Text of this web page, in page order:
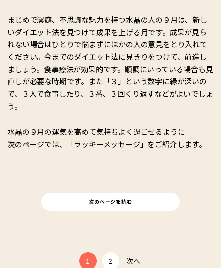
まじめで潔癖、不思議な魅力を持つ水晶の人の９月は、新し
いダイエット法を見つけて成果を上げる月です。成果が見ら
れない場合はひとりで悩まずにほかの人の意見をとり入れて
ください。今までのダイエット法に見きりをつけて、前進し
ましょう。食事療法が効果的です。順調にいっている場合も見
直しが必要な時期です。また「３」という数字に縁が深いの
で、３人で食事したり、３番、３回くり返すなどがよいでしょ
う。
水晶の９月の運気を高めて気持ちよく過ごせるように
次のページでは、「ラッキーメッセージ」をご紹介します。
次のページを読む
1 2 次へ